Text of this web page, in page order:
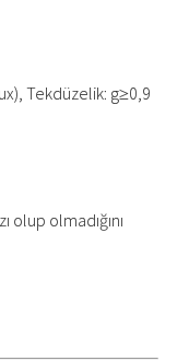
Tekdüzelik: g≥0,9
olup olmadığını